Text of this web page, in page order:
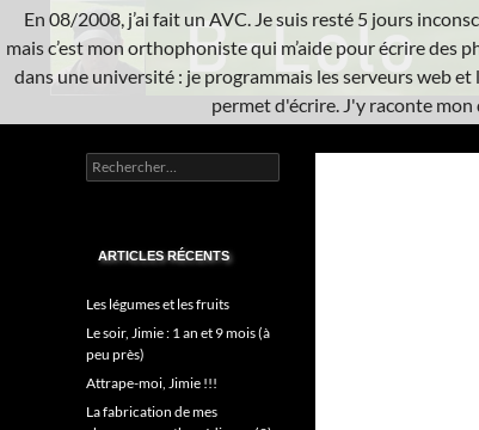
Aller
au
contenu
L'A.V.C.
Informatique système
Rechercher :
ARTICLES RÉCENTS
Les légumes et les fruits
Le soir, Jimie : 1 an et 9 mois (à
peu près)
Attrape-moi, Jimie !!!
La fabrication de mes
En 08/2008, j’ai fait un AVC. Je suis resté 5 jours
mais c’est mon orthophoniste qui m’aide pour écrire des
dans une université : je programmais les serveurs web
permet d'écrire. J'y raconte mon